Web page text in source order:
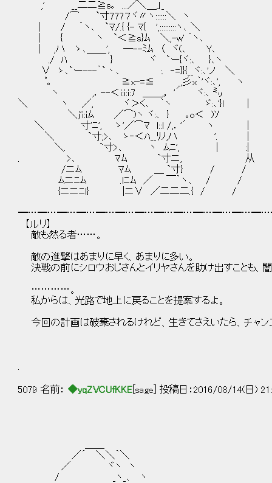
,' __二二≧s｡ ...／＼＿」_
/⌒ `寸777７ヾ〃ヽ::::::＼ ヽ
| / ｀ヽ､ `ﾏ/.{ {- ﾏ{ ',:::::::::ヽ､ ＼
| { ヽ `＜≧s}ﾑ ＼,-w' ｀ヽ､
| ,ハ ゝ､＿＿', ─--ﾐﾑ 〈 ヾ(､ Y､
./ ﾊ } ヾ `ー{ヾ:､ }､ヽ
∨ ゝ､`ー---｀`丶､ :. ‐=}}{__ヾ:､'ノ ＼
ﾟ｡ ≧x-=≦ _,彡x｀'ヾ:､', ヽ
ヽ ,．--＜i:i:i:7 ＿＿,， '´ ヾ:､ ㍉
＼ ヽ ／, ヾ＞く､ ｀ヽ ゞ:､'}l |
＼j'i:iﾑ ／⌒)ヽ ヾ:､ } ｡o＜ )ｿ
＼ 寸'ﾆ', ゝ'／⌒ﾏ l::l /,．'´ ヽ |
＼ `寸;>､ ゝ‐＜ﾊ__ﾘﾉ,ハ '. |
＼. `寸>､ ヽ ﾑﾆ', | :|
. >､ ﾏﾑ `寸ニ, 从
/ニﾑ ﾏﾑ ＿ `寸} / /
ﾑニﾆﾑ .lﾆﾑ ／ ￣｀ヽ､ / /
{ニニﾆl} |ニ∨ ／二二二.{ / /
【ルリ】
敵も然る者……。
敵の進撃はあまりに早く、あまりに多い。
決戦の前にシロウおじさんとイリヤさんを助け出すことも、
…………。
私からは、光路で地上に戻ることを提案するよ。
今回の計画は破棄されるけれど、生きてさえいたら、チャ
5079 名前： ◆yqZVCUfKKE [sage] 投稿日：2016/08/14(日)
／´ ＼＼｀＼
／ ヾヽ ヽ
/ _ヽ_､ ヽ